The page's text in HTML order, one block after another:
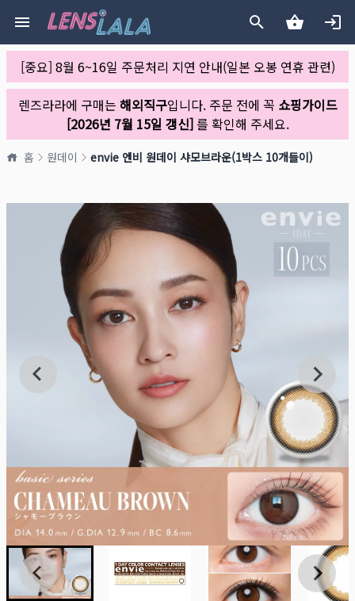
[중요] 8월 6~16일 주문처리 지연 안내(일본 오봉 연휴 관련)
렌즈라라에 구매는 해외직구입니다. 주문 전에 꼭 쇼핑가이드
[2026년 7월 15일 갱신]를 확인해 주세요.
홈 원데이 envie 엔비 원데이 샤모브라운(1박스 10개들이)